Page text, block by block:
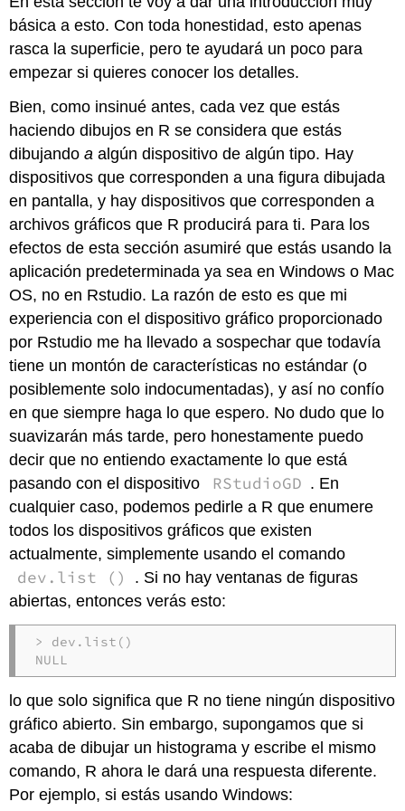
básica a esto. Con toda honestidad, esto apenas
rasca la superficie, pero te ayudará un poco para
empezar si quieres conocer los detalles.
Bien, como insinué antes, cada vez que estás
haciendo dibujos en R se considera que estás
dibujandoa algún dispositivo de algún tipo. Hay
dispositivos que corresponden a una figura dibujada
en pantalla, y hay dispositivos que corresponden a
archivos gráficos que R producirá para ti. Para los
efectos de esta sección asumiré que estás usando la
aplicación predeterminada ya sea en Windows o Mac
OS, no en Rstudio. La razón de esto es que mi
experiencia con el dispositivo gráfico proporcionado
por Rstudio me ha llevado a sospechar que todavía
tiene un montón de características no estándar (o
posiblemente solo indocumentadas), y así no confío
en que siempre haga lo que espero. No dudo que lo
suavizarán más tarde, pero honestamente puedo
decir que no entiendo exactamente lo que está
pasando con el dispositivo
RStudioGD . En
cualquier caso, podemos pedirle a R que enumere
todos los dispositivos gráficos que existen
actualmente, simplemente usando el comando
dev.list ()
. Si no hay ventanas de figuras
abiertas, entonces verás esto:
> dev.list()
NULL
lo que solo significa que R no tiene ningún dispositivo
gráfico abierto. Sin embargo, supongamos que si
acaba de dibujar un histograma y escribe el mismo
comando, R ahora le dará una respuesta diferente.
Por ejemplo, si estás usando Windows: